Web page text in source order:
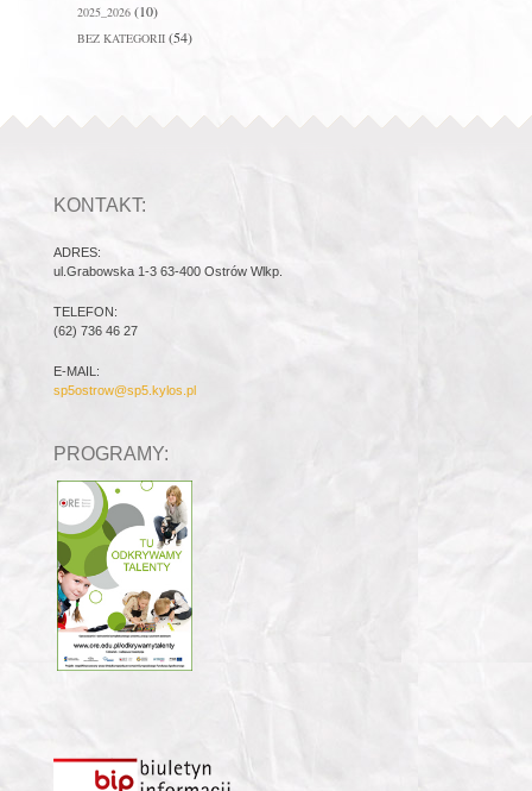
2025_2026(10)
BEZ KATEGORII(54)
KONTAKT:
ADRES:
ul.Grabowska 1-3 63-400 Ostrów Wlkp.
TELEFON:
(62) 736 46 27
E-MAIL:
sp5ostrow@sp5.kylos.pl
PROGRAMY: